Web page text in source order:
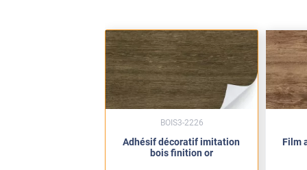
Adhésif décoratif imitation
bois finition or
BOIS3-2226
Film